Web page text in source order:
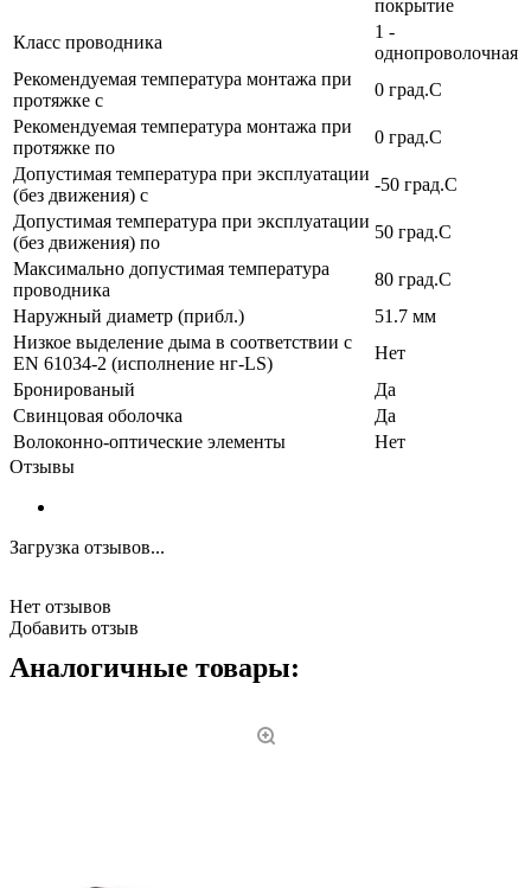
покрытие
Класс проводника
1 -
однопроволочная
Рекомендуемая температура монтажа при
протяжке с
0 град.C
Рекомендуемая температура монтажа при
протяжке по
0 град.C
Допустимая температура при эксплуатации
(без движения) с
-50 град.C
Допустимая температура при эксплуатации
(без движения) по
50 град.C
Максимально допустимая температура
проводника
80 град.C
Наружный диаметр (прибл.)
51.7 мм
Низкое выделение дыма в соответствии с
EN 61034-2 (исполнение нг-LS)
Нет
Бронированый
Да
Свинцовая оболочка
Да
Волоконно-оптические элементы
Нет
Отзывы
Загрузка отзывов...
Нет отзывов
Добавить отзыв
Аналогичные товары: